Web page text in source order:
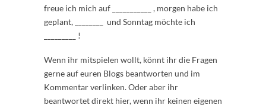
freue ich mich auf ___________ , morgen habe ich
geplant, ________ und Sonntag möchte ich
_________ !
Wenn ihr mitspielen wollt, könnt ihr die Fragen
gerne auf euren Blogs beantworten und im
Kommentar verlinken. Oder aber ihr
beantwortet direkt hier, wenn ihr keinen eigenen